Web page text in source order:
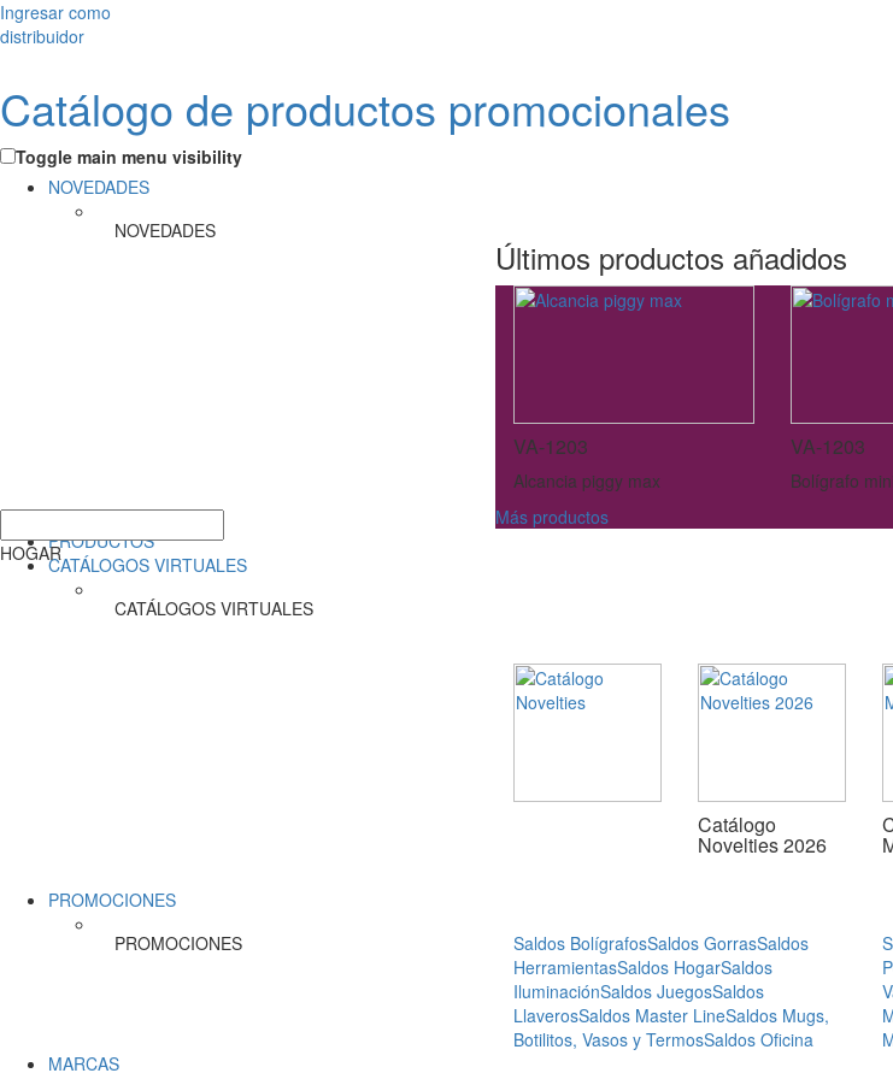
Ingresar como
distribuidor
Catálogo de productos promocionales
Toggle main menu visibility
NOVEDADES
NOVEDADES
Últimos productos añadidos
VA-1203
Alcancia piggy max
VA-1203
Bolígrafo
Más productos
PRODUCTOS
CATÁLOGOS VIRTUALES
CATÁLOGOS VIRTUALES
Catálogo
Novelties 2026
PROMOCIONES
PROMOCIONES
Saldos BolígrafosSaldos GorrasSaldos
HerramientasSaldos HogarSaldos
IluminaciónSaldos JuegosSaldos
LlaverosSaldos Master LineSaldos Mugs,
Botilitos, Vasos y TermosSaldos Oficina
MARCAS
HOGAR